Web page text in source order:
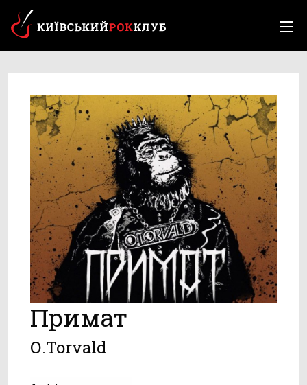
Примат
О.Torvald